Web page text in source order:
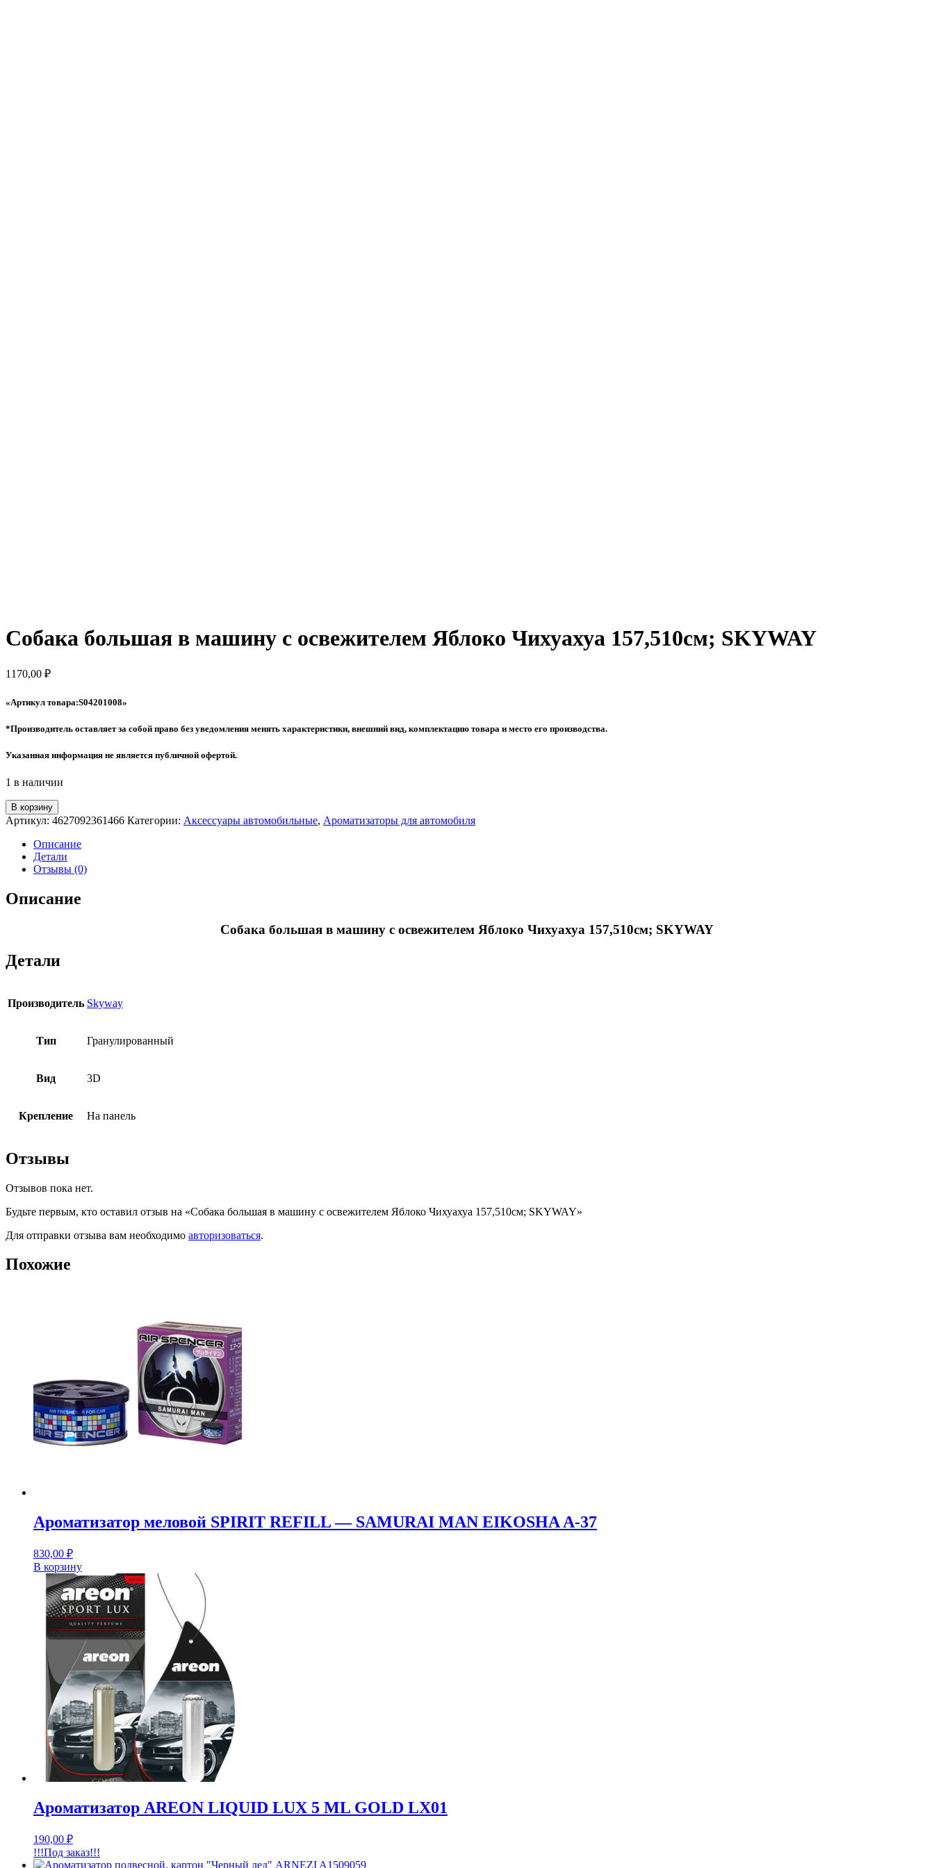
Собака большая в машину с освежителем Яблоко Чихуахуа 157,510см; SKYWAY
1170,00 ₽
«Артикул товара:S04201008»
*Производитель оставляет за собой право без уведомления менять характеристики, внешний вид, комплектацию товара и место его производства.
Указанная информация не является публичной офертой.
1 в наличии
Количество
товара
Собака
большая
машину
освежителем
Яблоко
В корзину
Артикул: 4627092361466 Категории: Аксессуары автомобильные, Ароматизаторы для автомобиля
Описание
Детали
Отзывы (0)
Описание
Собака большая в машину с освежителем Яблоко Чихуахуа 157,510см; SKYWAY
Детали
Производитель Skyway
Тип Гранулированный
Вид 3D
Крепление На панель
Отзывы
Отзывов пока нет.
Будьте первым, кто оставил отзыв на «Собака большая в машину с освежителем Яблоко Чихуахуа 157,510см; SKYWAY»
Для отправки отзыва вам необходимо авторизоваться.
Похожие
Ароматизатор меловой SPIRIT REFILL — SAMURAI MAN EIKOSHA A-37
830,00 ₽
В корзину
Ароматизатор AREON LIQUID LUX 5 ML GOLD LX01
190,00 ₽
!!!Под заказ!!!